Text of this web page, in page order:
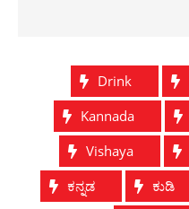
Drink
Kannada
Vishaya
ಕನ್ನಡ
ಕುಡಿ